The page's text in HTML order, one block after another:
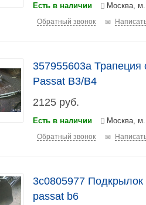
Есть в наличии Москва,
Обратный звонок
357955603a Трапеция
Passat B3/B4
2125 руб.
Есть в наличии Москва,
Обратный звонок
3c0805977
passat b6